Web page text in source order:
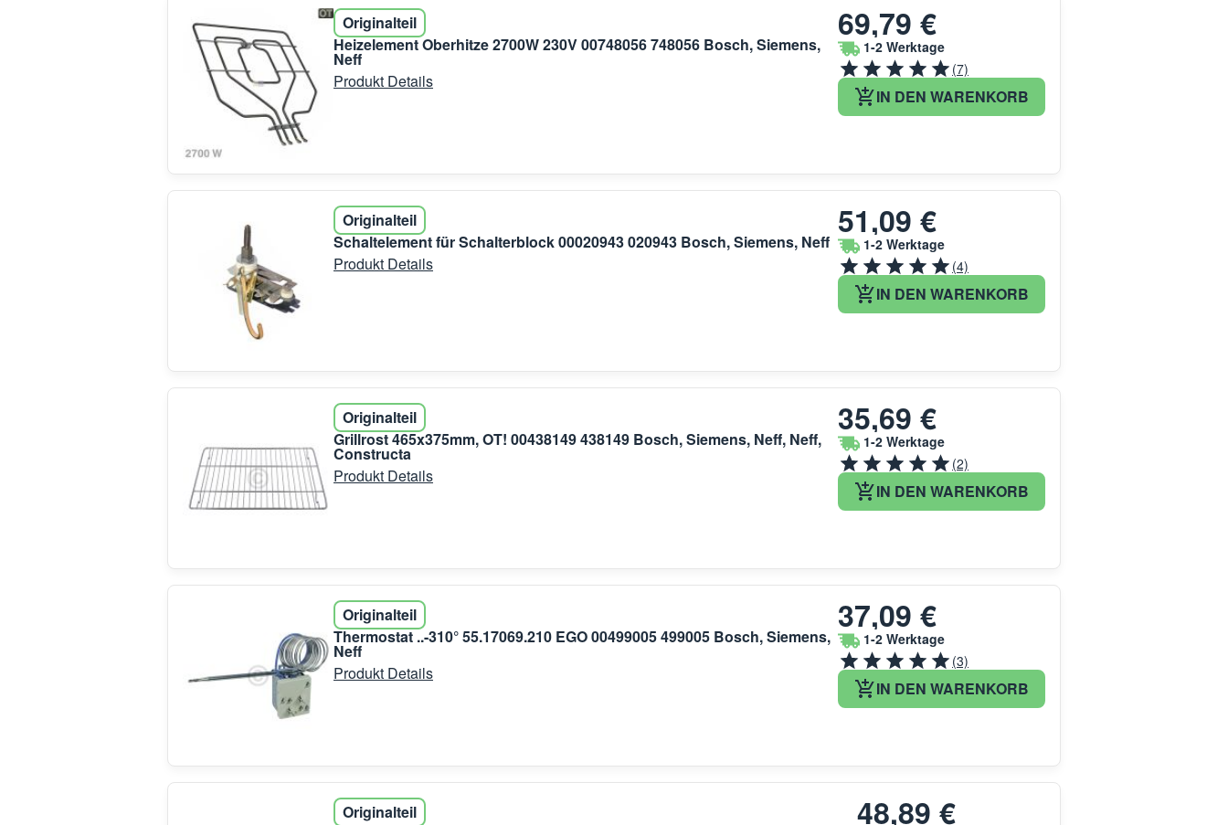
Originalteil
Heizelement Oberhitze 2700W 230V 00748056 748056 Bosch, Siemens,
Neff
Produkt Details
69,79 €
1-2 Werktage
(7)
IN DEN WARENKORB
Originalteil
Schaltelement für Schalterblock 00020943 020943 Bosch, Siemens, Neff
Produkt Details
51,09 €
1-2 Werktage
(4)
IN DEN WARENKORB
Originalteil
Grillrost 465x375mm, OT! 00438149 438149 Bosch, Siemens, Neff, Neff,
Constructa
Produkt Details
35,69 €
1-2 Werktage
(2)
IN DEN WARENKORB
Originalteil
Thermostat ..-310° 55.17069.210 EGO 00499005 499005 Bosch, Siemens,
Neff
Produkt Details
37,09 €
1-2 Werktage
(3)
IN DEN WARENKORB
Originalteil
48,89 €